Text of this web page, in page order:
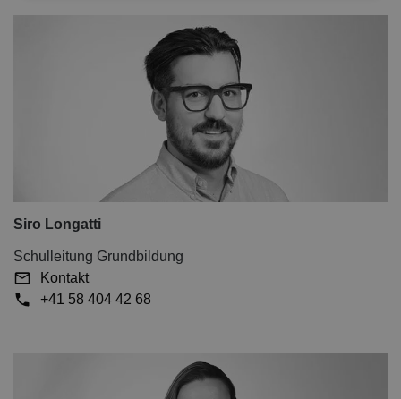
Siro Longatti
Schulleitung Grundbildung
Kontakt
+41 58 404 42 68